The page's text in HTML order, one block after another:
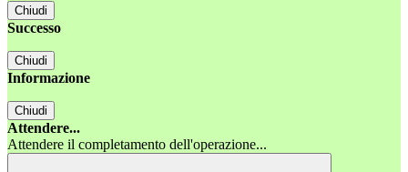
Chiudi
Successo
Chiudi
Informazione
Chiudi
Attendere...
Attendere il completamento dell'operazione...